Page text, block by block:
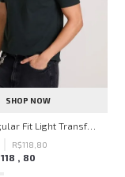
SHOP NOW
Polo Regular Fit Light Transfer Verde Escuro John John Masculina
R$118 80
118 80